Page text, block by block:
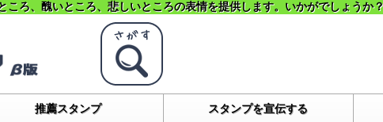
ろ、醜いところ、悲しいところの表情を提供します。いかがでしょうか
推薦スタンプ スタンプを宣伝する